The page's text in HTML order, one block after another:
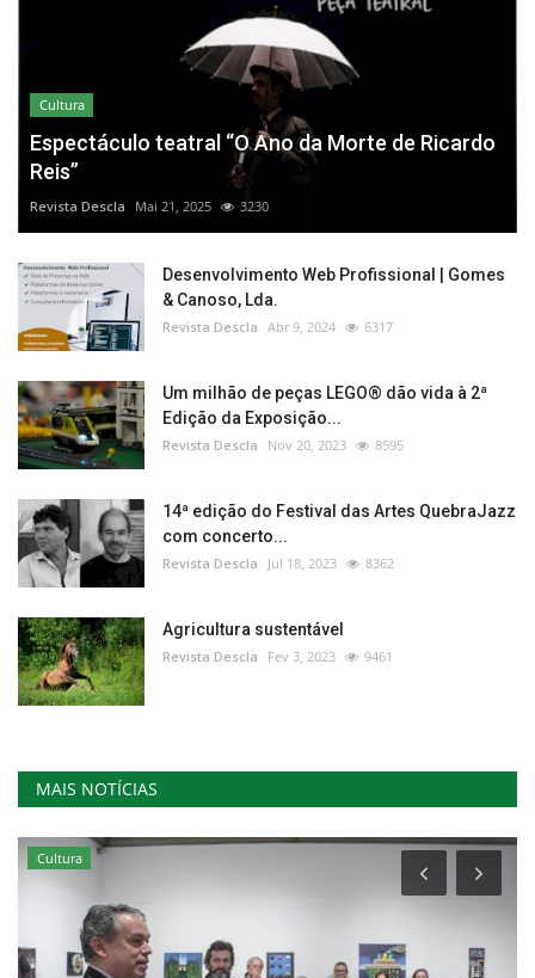
Cultura
Espectáculo teatral “O Ano da Morte de Ricardo
Reis”
Revista Descla Mai 21, 2025 3230
Desenvolvimento Web Profissional | Gomes
& Canoso, Lda.
Revista Descla Abr 9, 2024 6317
Um milhão de peças LEGO® dão vida à 2ª
Edição da Exposição...
Revista Descla Nov 20, 2023 8595
14ª edição do Festival das Artes QuebraJazz
com concerto...
Revista Descla Jul 18, 2023 8362
Agricultura sustentável
Revista Descla Fev 3, 2023 9461
MAIS NOTÍCIAS
Cultura